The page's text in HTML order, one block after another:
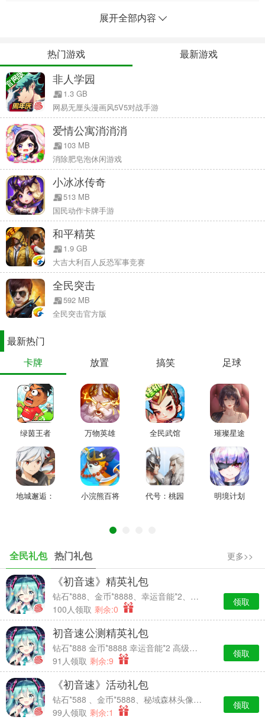
豪杰并起，问鼎天下
《诸国争霸》复刻了三国群英传系列经典的国战玩法。在万人齐
聚的沙场之上，可一马当先、摧城拔寨，可运筹帷幄、挥斥方遒，每
位玩家都是改写战役的关键变量。大量的特色地图呈现风格各异的景
观，率军征战于群峦间的龙煌都城、汪洋中的海西城邦与楼宇林立的
联邦都市，探索群雄割据的虚拟世界。
作为《诸国争霸》的核心玩法之一，在国战中，将根据选择的势
力进行划分，以军团为单位进行作战，在广大的地图上竞争、占地为
王，与同势力的好友以及军团成员们结为盟友，与其他势力来场紧张
刺激的实时对决。进则攻城，退可虎踞——是攻是守，随心决定!
自由捕捉，擒王夺宝
天下英豪，皆可入手，着手组建一支由历史豪杰组成的队伍。无
论是精英强敌还是副本BOSS，甚至是世界王，都可以捕捉!突破获取
限制，随心全图擒王。从勇冠四海的历史名将，到威震八荒的帝王国
主，都可成为股肱，跟随征战。
即可依功获赏，甚至有机会获得其专属装备——神器既出，谁人争锋!
角色专属，养成随心
展开全部内容
热门游戏 最新游戏
官网版 非人学园
1.3 GB
网易无厘头漫画风5V5对战手游
爱情公寓消消消
103 MB
消除肥皂泡休闲游戏
小冰冰传奇
513 MB
国民动作卡牌手游
和平精英
1.9 GB
大吉大利百人反恐军事竞赛
全民突击
592 MB
全民突击官方版
最新热门
卡牌
放置 搞笑 足球
绿茵王者 万物英雄 全民武馆 璀璨星途
地城邂逅：
小浣熊百将
代号：桃园 明境计划
全民礼包 热门礼包 更多>>
《初音速》精英礼包
钻石*888、金币*8888、幸运音能*2、高级经验卡*2
100人领取 剩余:0
领取
初音速公测精英礼包
钻石*888 金币*8888 幸运音能*2 高级经验卡*2
91人领取 剩余:9
领取
《初音速》活动礼包
钻石*588 、金币*5888、秘域森林头像框*7天时效、中级经验卡*2
99人领取 剩余:1
领取